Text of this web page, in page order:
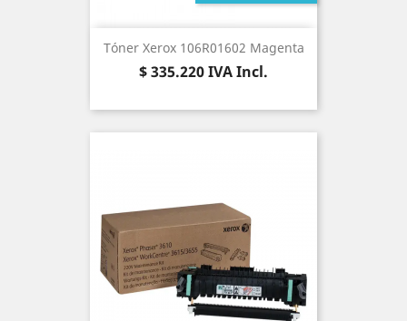
Tóner Xerox 106R01602 Magenta
Precio
$ 335.220IVA Incl.